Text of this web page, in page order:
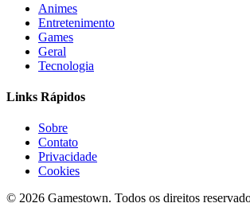
Animes
Entretenimento
Games
Geral
Tecnologia
Links Rápidos
Sobre
Contato
Privacidade
Cookies
© 2026 Gamestown. Todos os direitos